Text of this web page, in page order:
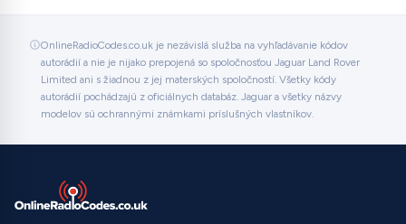
OnlineRadioCodes.co.uk je nezávislá služba na vyhľadávanie kódov
autorádií a nie je nijako prepojená so spoločnosťou Jaguar Land Rover
Limited ani s žiadnou z jej materských spoločností. Všetky kódy
autorádií pochádzajú z oficiálnych databáz. Jaguar a všetky názvy
modelov sú ochrannými známkami príslušných vlastníkov.